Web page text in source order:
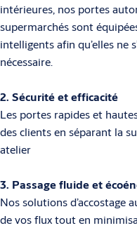
intérieures, nos portes
supermarchés sont
intelligents afin qu’elles ne
nécessaire.
2. Sécurité et efficacité
Les portes rapides et
des clients en séparant la
atelier
3. Passage fluide et
Nos solutions d’accostage
de vos flux tout en